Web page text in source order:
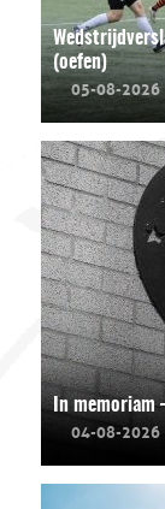
(oefen)
05-08-2026
In memoriam
04-08-2026